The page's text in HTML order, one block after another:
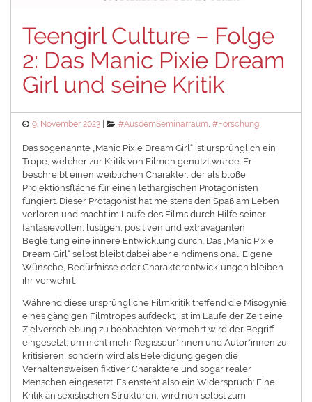
Teengirl Culture – Folge
2: Das Manic Pixie Dream
Girl und seine Kritik
Posted
9. November 2023 Categories
#AusdemSeminarraum,#Forschung
Das sogenannte „Manic Pixie Dream Girl“ ist ursprünglich ein
Trope, welcher zur Kritik von Filmen genutzt wurde: Er
beschreibt einen weiblichen Charakter, der als bloße
Projektionsfläche für einen lethargischen Protagonisten
fungiert. Dieser Protagonist hat meistens den Spaß am Leben
verloren und macht im Laufe des Films durch Hilfe seiner
fantasievollen, lustigen, positiven und extravaganten
Begleitung eine innere Entwicklung durch. Das „Manic Pixie
Dream Girl“ selbst bleibt dabei aber eindimensional. Eigene
Wünsche, Bedürfnisse oder Charakterentwicklungen bleiben
ihr verwehrt.
Während diese ursprüngliche Filmkritik treffend die Misogynie
eines gängigen Filmtropes aufdeckt, ist im Laufe der Zeit eine
Zielverschiebung zu beobachten. Vermehrt wird der Begriff
eingesetzt, um nicht mehr Regisseur*innen und Autor*innen zu
kritisieren, sondern wird als Beleidigung gegen die
Verhaltensweisen fiktiver Charaktere und sogar realer
Menschen eingesetzt. Es ensteht also ein Widerspruch: Eine
Kritik an sexistischen Strukturen, wird nun selbst zum